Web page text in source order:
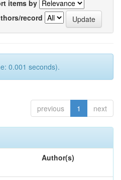
items by
record
0.001 seconds).
previous 1 next
Author(s)